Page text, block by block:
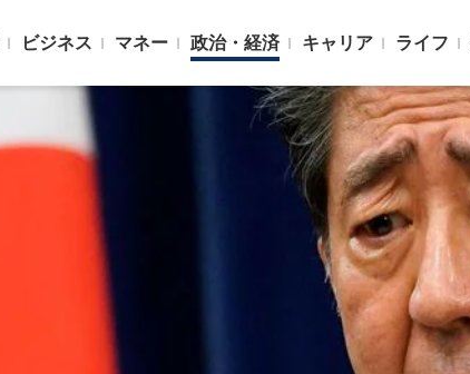
ビジネス マネー 政治・経済 キャリア ライフ